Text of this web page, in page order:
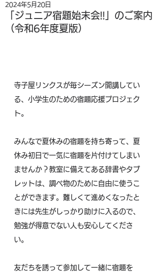
「ジュニア宿題始末会!!」のご案内
（令和6年度夏版）
2024年5月20日
寺子屋リンクスが毎シーズン開講してい
る、小学生のための宿題応援プロジェク
ト。
みんなで夏休みの宿題を持ち寄って、夏
休み初日で一気に宿題を片付けてしまい
ませんか？教室に備えてある辞書やタブ
レットは、調べ物のために自由に使うこ
とができます。難しくて進めくなったと
きには先生がしっかり助けに入るので、
勉強が得意でない人も安心してくださ
い。
友だちを誘って参加して一緒に宿題を